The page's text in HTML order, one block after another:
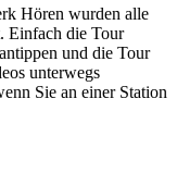
Hören wurden alle
Einfach die Tour
und die Tour
unterwegs
Sie an einer Station